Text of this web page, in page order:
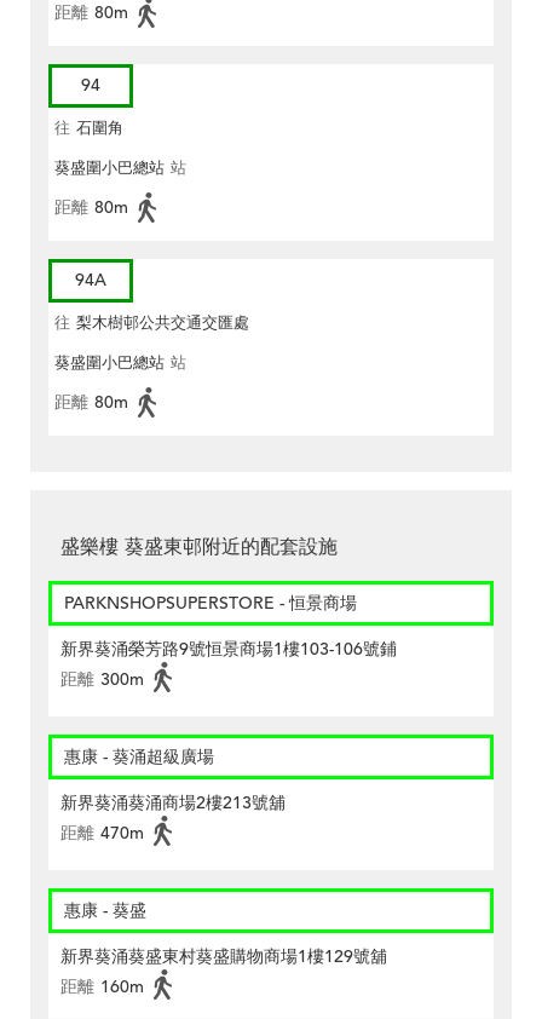
距離 80m
94
往 石圍角
葵盛圍小巴總站 站
距離 80m
94A
往 梨木樹邨公共交通交匯處
葵盛圍小巴總站 站
距離 80m
盛樂樓 葵盛東邨附近的配套設施
PARKNSHOPSUPERSTORE - 恒景商場
新界葵涌榮芳路9號恒景商場1樓103-106號鋪
距離 300m
惠康 - 葵涌超級廣場
新界葵涌葵涌商場2樓213號舖
距離 470m
惠康 - 葵盛
新界葵涌葵盛東村葵盛購物商場1樓129號舖
距離 160m